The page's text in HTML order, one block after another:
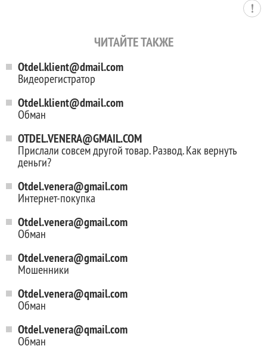
ЧИТАЙТЕ ТАКЖЕ
Otdel.klient@dmail.com
Видеорегистратор
Otdel.klient@dmail.com
Обман
OTDEL.VENERA@GMAIL.COM
Прислали совсем другой товар. Развод. Как вернуть
деньги?
Otdel.venera@gmail.com
Интернет-покупка
Otdel.venera@gmail.com
Обман
Otdel.venera@gmail.com
Мошенники
Otdel.venera@qmail.com
Обман
Otdel.venera@qmail.com
Обман